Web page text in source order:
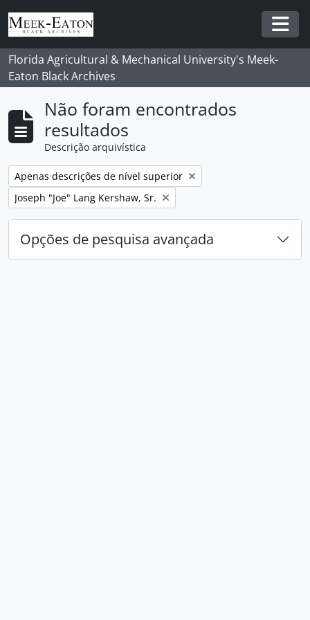
Skip to main content
Florida Agricultural & Mechanical University's Meek-
Eaton Black Archives
Não foram encontrados
resultados
Descrição arquivística
Remover filtro:
Apenas descrições de nível superior
Remover filtro:
Joseph "Joe" Lang Kershaw, Sr.
Opções de pesquisa avançada